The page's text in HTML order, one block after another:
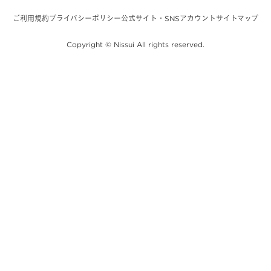
ご利用規約プライバシーポリシー公式サイト・SNSアカウント サイトマップ
Copyright © Nissui All rights reserved.